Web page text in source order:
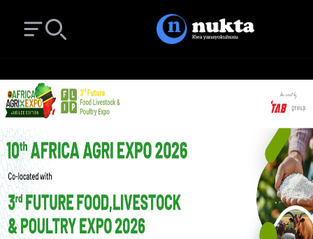
Open main menu